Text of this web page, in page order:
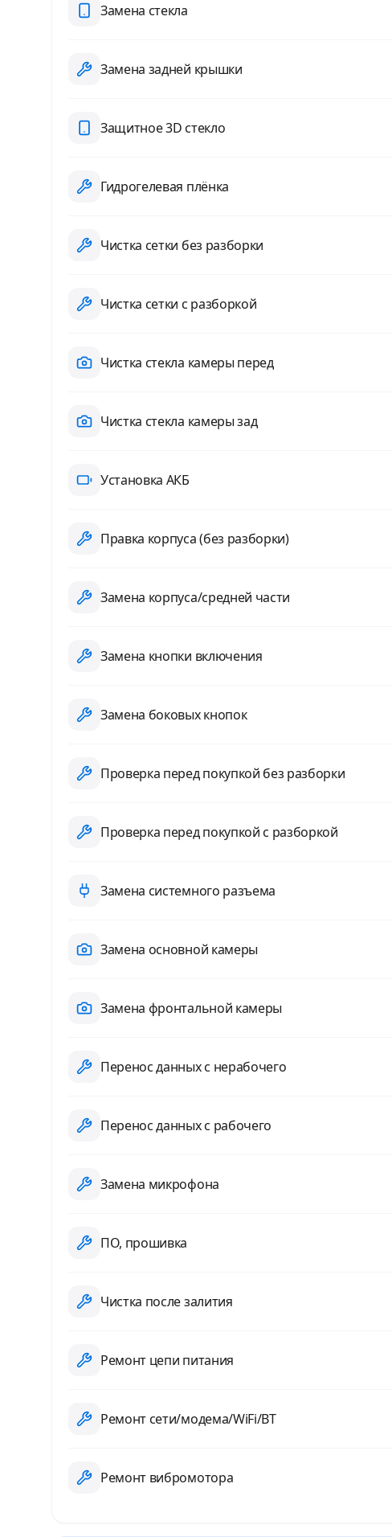
Замена стекла
Замена задней крышки
Защитное 3D стекло
Гидрогелевая плёнка
Чистка сетки без разборки
Чистка сетки с разборкой
Чистка стекла камеры перед
Чистка стекла камеры зад
Установка АКБ
Правка корпуса (без разборки)
Замена корпуса/средней части
Замена кнопки включения
Замена боковых кнопок
Проверка перед покупкой без разборки
Проверка перед покупкой с разборкой
Замена системного разъема
Замена основной камеры
Замена фронтальной камеры
Перенос данных с нерабочего
Перенос данных с рабочего
Замена микрофона
ПО, прошивка
Чистка после залития
Ремонт цепи питания
Ремонт сети/модема/WiFi/BT
Ремонт вибромотора